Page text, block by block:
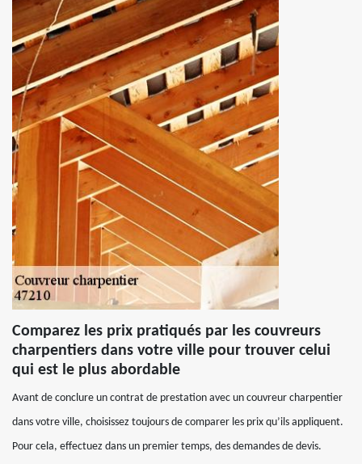
Comparez les prix pratiqués par les couvreurs
charpentiers dans votre ville pour trouver celui
qui est le plus abordable
Avant de conclure un contrat de prestation avec un couvreur charpentier
dans votre ville, choisissez toujours de comparer les prix qu’ils appliquent.
Pour cela, effectuez dans un premier temps, des demandes de devis.